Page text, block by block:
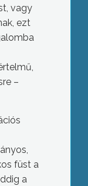
vagy
ezt
–
füst a
a